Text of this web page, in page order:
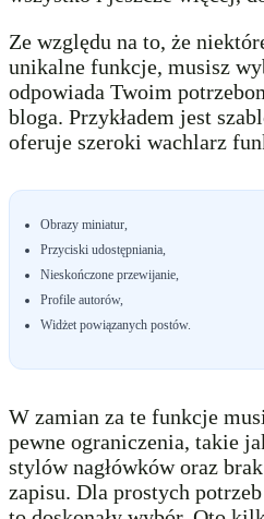
Ze względu na to, że
unikalne funkcje, musisz
odpowiada Twoim
bloga. Przykładem jest
oferuje szeroki wachlarz
Obrazy miniatur,
Przyciski udostępniania,
Nieskończone przewijanie,
Profile autorów,
Widżet powiązanych postów.
W zamian za te funkcje
pewne ograniczenia, takie
stylów nagłówków oraz
zapisu. Dla prostych